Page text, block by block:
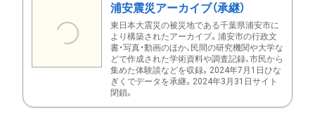
浦安震災アーカイブ（承継）
東日本大震災の被災地である千葉県浦安市に
より構築されたアーカイブ。浦安市の行政文
書・写真・動画のほか、民間の研究機関や大学な
どで作成された学術資料や調査記録、市民から
集めた体験談などを収録。2024年7月1日ひな
ぎくでデータを承継。2024年3月31日サイト
閉鎖。